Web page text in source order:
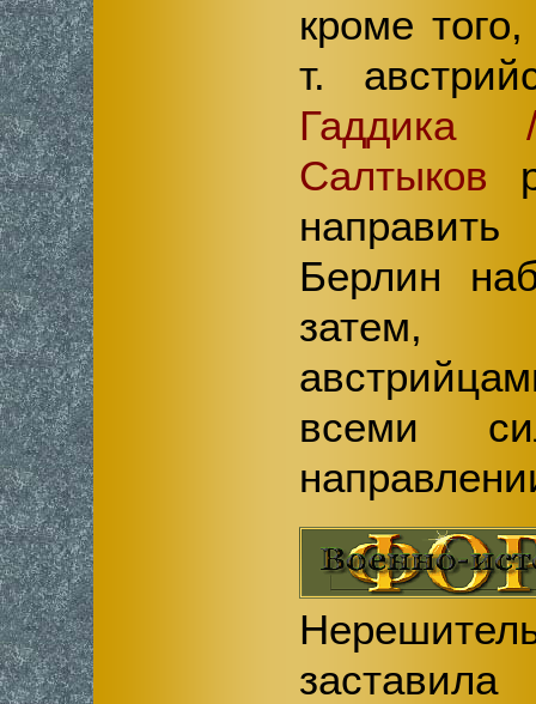
кроме
т.
Гаддика
Салтыков
Берлин
затем,
всеми